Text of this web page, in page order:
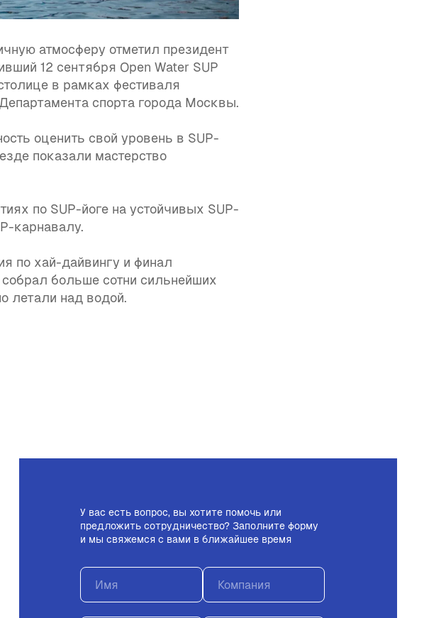
атмосферу отметил президент
12 сентября Open Water SUP
в рамках фестиваля
спорта города Москвы.
оценить свой уровень в SUP-
показали мастерство
по SUP-йоге на устойчивых SUP-
карнавалу.
по хай-дайвингу и финал
больше сотни сильнейших
летали над водой.
У вас есть вопрос, вы хотите помочь или
предложить сотрудничество? Заполните форму
и мы свяжемся с вами в ближайшее время